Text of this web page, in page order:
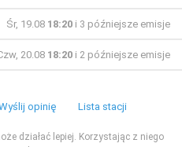
Śr, 19.08 18:20 i 3 późniejsze emisje
20.08 18:20 i 2 późniejsze emisje
opinię Lista stacji
działać lepiej. Korzystając z niego